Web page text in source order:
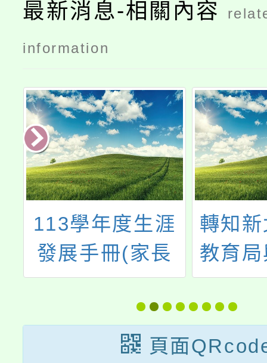
最新消息-相關內容
information
113學年度生涯
發展手冊(家長
版)，請參閱
轉知
教育
合作
111學
中等
頁面